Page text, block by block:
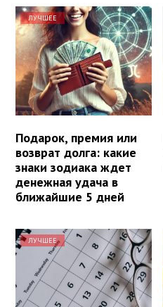
ЛУЧШЕЕ
Подарок, премия или
возврат долга: какие
знаки зодиака ждет
денежная удача в
ближайшие 5 дней
ЛУЧШЕЕ